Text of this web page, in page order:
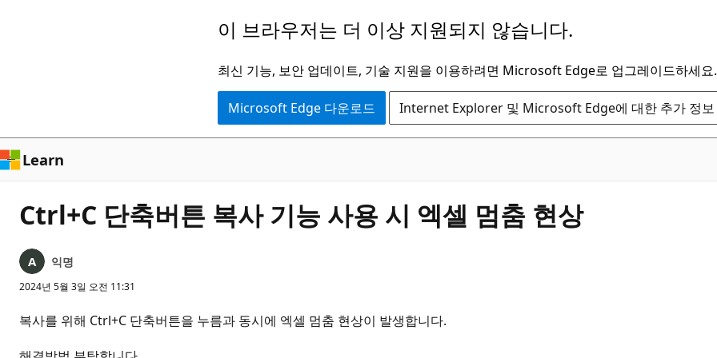
로
건
너
기
이 브라우저는 더 이상 지원되지 않습니다.
최신 기능, 보안 업데이트, 기술 지원을 이용하려면 Microsoft Edge로 업그레이드하세요.
Microsoft Edge 다운로드 Internet Explorer 및 Microsoft Edge에 대한 추가 정보
Learn
Ctrl+C 단축버튼 복사 기능 사용 시 엑셀 멈춤 현상
익명
2024년 5월 3일 오전 11:31
복사를 위해 Ctrl+C 단축버튼을 누름과 동시에 엑셀 멈춤 현상이 발생합니다.